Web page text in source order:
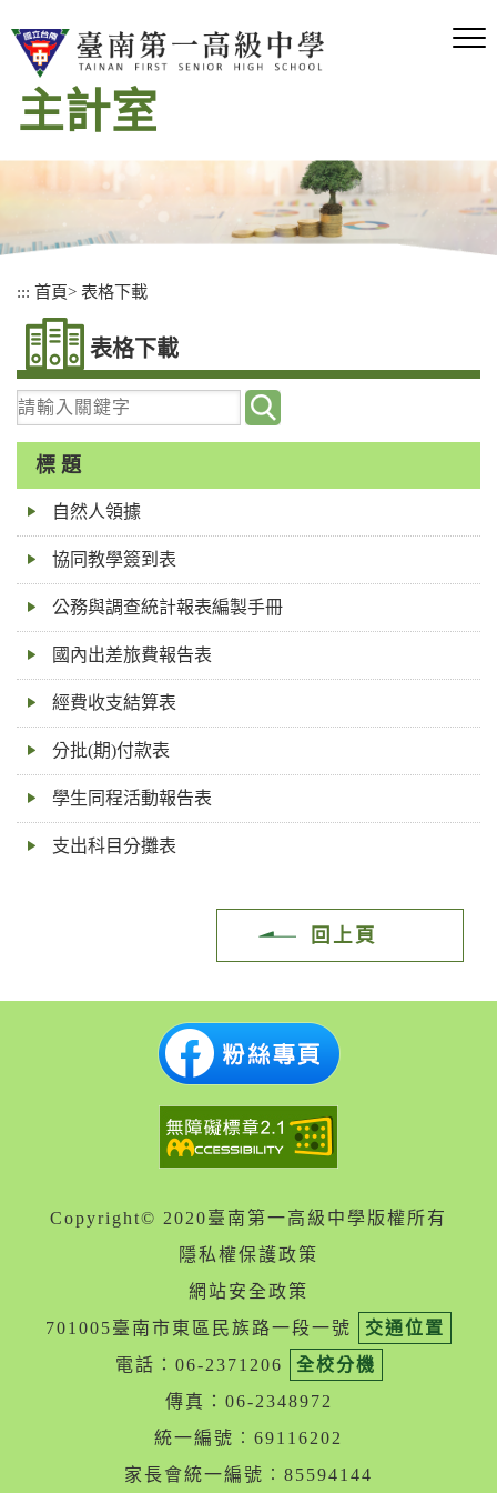
到
區
主計室
::: 首頁> 表格下載
表格下載
請
輸
關
鍵
標 題
自然人領據
協同教學簽到表
公務與調查統計報表編製手冊
國內出差旅費報告表
經費收支結算表
分批(期)付款表
學生同程活動報告表
支出科目分攤表
回上頁
Copyright© 2020臺南第一高級中學版權所有
隱私權保護政策
網站安全政策
701005臺南市東區民族路一段一號
交通位置
電話：06-2371206
全校分機
傳真：06-2348972
統一編號︰69116202
家長會統一編號︰85594144